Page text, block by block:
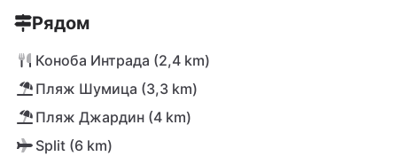
Рядом
Коноба Интрада (2,4 km)
Пляж Шумица (3,3 km)
Пляж Джардин (4 km)
Split (6 km)